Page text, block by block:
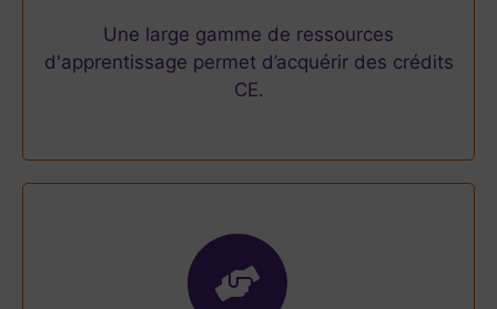
Une large gamme de ressources
d'apprentissage permet d’acquérir des crédits
CE.